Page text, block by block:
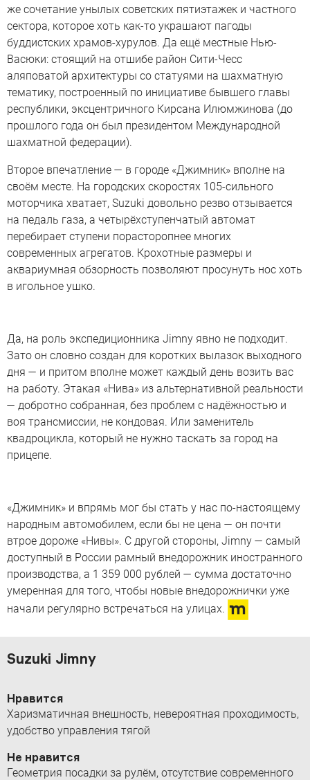
же сочетание унылых советских пятиэтажек и частного
сектора, которое хоть как-то украшают пагоды
буддистских храмов-хурулов. Да ещё местные Нью-
Васюки: стоящий на отшибе район Сити-Чесс
аляповатой архитектуры со статуями на шахматную
тематику, построенный по инициативе бывшего главы
республики, эксцентричного Кирсана Илюмжинова (до
прошлого года он был президентом Международной
шахматной федерации).
Второе впечатление — в городе «Джимник» вполне на
своём месте. На городских скоростях 105-сильного
моторчика хватает, Suzuki довольно резво отзывается
на педаль газа, а четырёхступенчатый автомат
перебирает ступени порасторопнее многих
современных агрегатов. Крохотные размеры и
аквариумная обзорность позволяют просунуть нос хоть
в игольное ушко.
Да, на роль экспедиционника Jimny явно не подходит.
Зато он словно создан для коротких вылазок выходного
дня — и притом вполне может каждый день возить вас
на работу. Этакая «Нива» из альтернативной реальности
— добротно собранная, без проблем с надёжностью и
воя трансмиссии, не кондовая. Или заменитель
квадроцикла, который не нужно таскать за город на
прицепе.
«Джимник» и впрямь мог бы стать у нас по-настоящему
народным автомобилем, если бы не цена — он почти
втрое дороже «Нивы». С другой стороны, Jimny — самый
доступный в России рамный внедорожник иностранного
производства, а 1 359 000 рублей — сумма достаточно
умеренная для того, чтобы новые внедорожнички уже
начали регулярно встречаться на улицах.
Suzuki Jimny
Нравится
Харизматичная внешность, невероятная проходимость,
удобство управления тягой
Не нравится
Геометрия посадки за рулём, отсутствие современного